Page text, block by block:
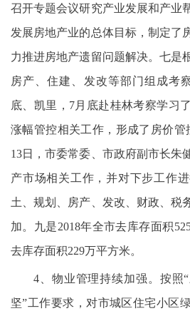
召开专题会议研究产业发展和产业
发展房地产业的总体目标，制定了
力推进房地产遗留问题解决。七是
房产、住建、发改等部门组成考
底、凯里，7月底赴桂林考察学习
涨幅管控相关工作，形成了房价管
13日，市委常委、市政府副市长朱
产市场相关工作，并对下步工作
土、规划、房产、发改、财政、税
加。九是2018年全市去库存面积
去库存面积229万平方米。
4、物业管理持续加强。按照
坚”工作要求，对市城区住宅小区